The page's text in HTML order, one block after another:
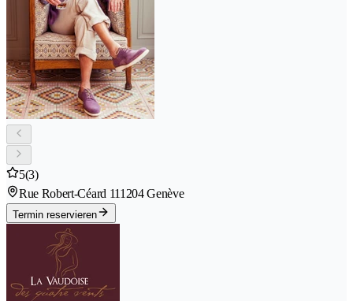
5(3)
Rue Robert-Céard 111204 Genève
Termin reservieren